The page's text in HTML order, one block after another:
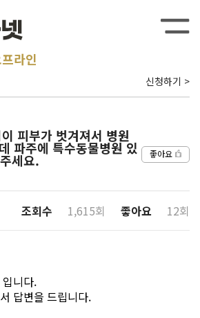
라인
신청하기 >
피부가 벗겨져서 병원
파주에 특수동물병원 있
세요. 좋아요
조회수 1,615회 좋아요 12회
니다.
답변을 드립니다.